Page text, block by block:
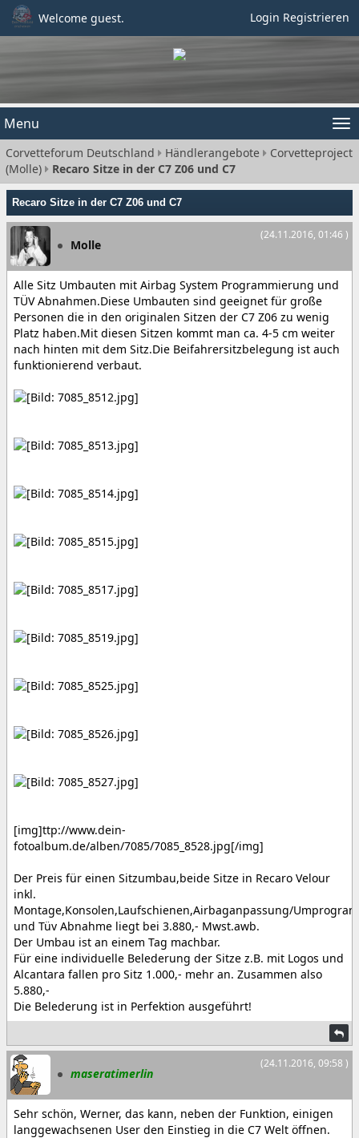
Welcome guest. Login Registrieren
Menu
Corvetteforum Deutschland Händlerangebote
Corvetteproject
(Molle)
Recaro Sitze in der C7 Z06 und C7
Recaro Sitze in der C7 Z06 und C7
(24.11.2016, 01:46 )
Molle
Alle Sitz Umbauten mit Airbag System Programmierung und
TÜV Abnahmen.Diese Umbauten sind geeignet für große
Personen die in den originalen Sitzen der C7 Z06 zu wenig
Platz haben.Mit diesen Sitzen kommt man ca. 4-5 cm weiter
nach hinten mit dem Sitz.Die Beifahrersitzbelegung ist auch
funktionierend verbaut.
[img]ttp://www.dein-
fotoalbum.de/alben/7085/7085_8528.jpg[/img]
Der Preis für einen Sitzumbau,beide Sitze in Recaro Velour
inkl.
Montage,Konsolen,Laufschienen,Airbaganpassung/
und Tüv Abnahme liegt bei 3.880,- Mwst.awb.
Der Umbau ist an einem Tag machbar.
Für eine individuelle Belederung der Sitze z.B. mit Logos und
Alcantara fallen pro Sitz 1.000,- mehr an. Zusammen also
5.880,-
Die Belederung ist in Perfektion ausgeführt!
(24.11.2016, 09:58 )
maseratimerlin
Sehr schön, Werner, das kann, neben der Funktion, einigen
langgewachsenen User den Einstieg in die C7 Welt öffnen.